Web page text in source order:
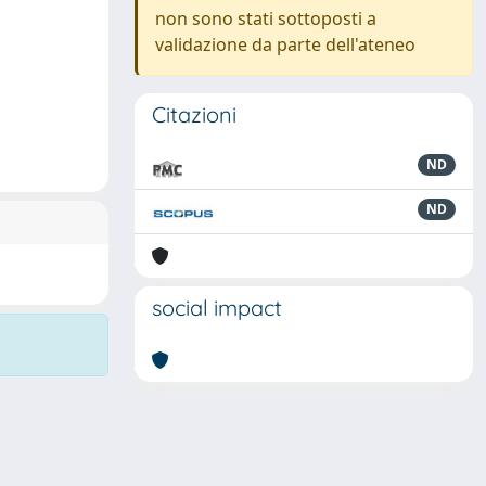
non sono stati sottoposti a
validazione da parte dell'ateneo
Citazioni
ND
ND
social impact